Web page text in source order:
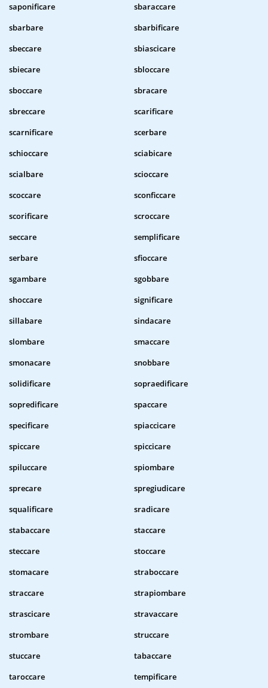
saponificare
sbaraccare
sbarbare
sbarbificare
sbeccare
sbiascicare
sbiecare
sbloccare
sboccare
sbracare
sbreccare
scarificare
scarnificare
scerbare
schioccare
sciabicare
scialbare
scioccare
scoccare
sconficcare
scorificare
scroccare
seccare
semplificare
serbare
sfioccare
sgambare
sgobbare
shoccare
significare
sillabare
sindacare
slombare
smaccare
smonacare
snobbare
solidificare
sopraedificare
sopredificare
spaccare
specificare
spiaccicare
spiccare
spiccicare
spiluccare
spiombare
sprecare
spregiudicare
squalificare
sradicare
stabaccare
staccare
steccare
stoccare
stomacare
straboccare
straccare
strapiombare
strascicare
stravaccare
strombare
struccare
stuccare
tabaccare
taroccare
tempificare